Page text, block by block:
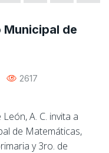
Municipal de
2617
A. C. invita a
de Matemáticas,
y 3ro. de